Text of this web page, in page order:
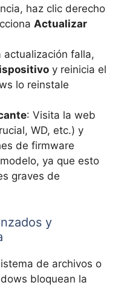
haz clic derecho
Actualizar
actualización falla,
y reinicia el
lo reinstale
: Visita la web
WD, etc.) y
de firmware
ya que esto
graves de
y
de archivos o
bloquean la